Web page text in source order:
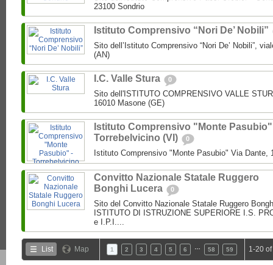
23100 Sondrio
Istituto Comprensivo “Nori De’ Nobili”
Sito dell’Istituto Comprensivo “Nori De’ Nobili”,
(AN)
I.C. Valle Stura 0
Sito dell'ISTITUTO COMPRENSIVO VALLE
16010 Masone (GE)
Istituto Comprensivo "Monte
Torrebelvicino (VI)
0
Istituto Comprensivo "Monte Pasubio" Via Dante,
Convitto Nazionale Statale Ruggero
Bonghi Lucera
0
Sito del Convitto Nazionale Statale Ruggero
ISTITUTO DI ISTRUZIONE SUPERIORE I.S.
e I.P.I....
List Map 1 2 3 4 5 6 58 59 1-20